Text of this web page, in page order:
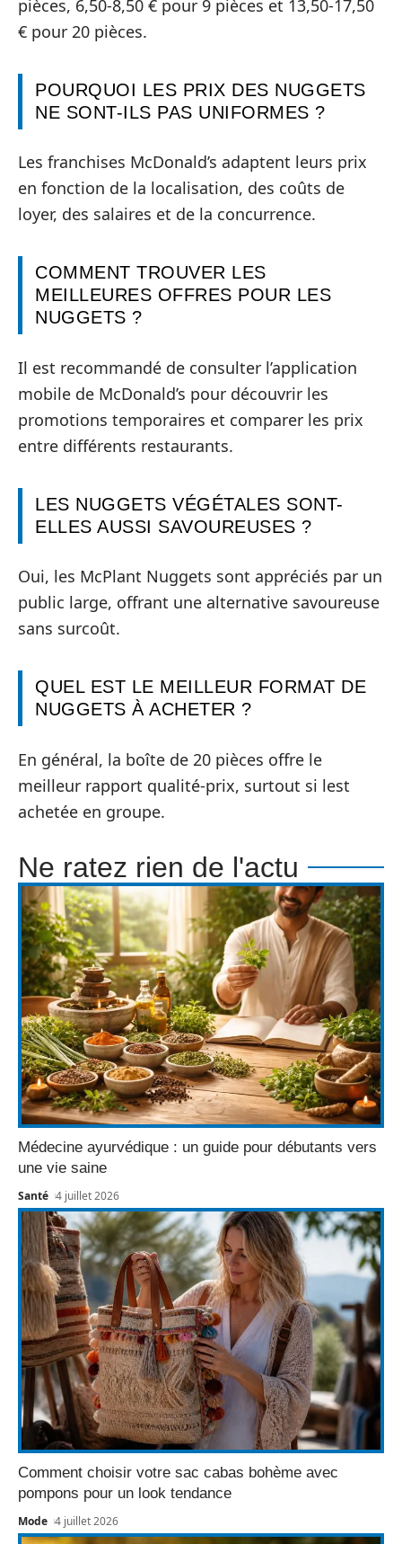
pièces, 6,50-8,50 € pour 9 pièces et 13,50-17,50
€ pour 20 pièces.
POURQUOI LES PRIX DES NUGGETS
NE SONT-ILS PAS UNIFORMES ?
Les franchises McDonald’s adaptent leurs prix
en fonction de la localisation, des coûts de
loyer, des salaires et de la concurrence.
COMMENT TROUVER LES
MEILLEURES OFFRES POUR LES
NUGGETS ?
Il est recommandé de consulter l’application
mobile de McDonald’s pour découvrir les
promotions temporaires et comparer les prix
entre différents restaurants.
LES NUGGETS VÉGÉTALES SONT-
ELLES AUSSI SAVOUREUSES ?
Oui, les McPlant Nuggets sont appréciés par un
public large, offrant une alternative savoureuse
sans surcoût.
QUEL EST LE MEILLEUR FORMAT DE
NUGGETS À ACHETER ?
En général, la boîte de 20 pièces offre le
meilleur rapport qualité-prix, surtout si lest
achetée en groupe.
Ne ratez rien de l'actu
Médecine ayurvédique : un guide pour débutants vers
une vie saine
Santé 4 juillet 2026
Comment choisir votre sac cabas bohème avec
pompons pour un look tendance
Mode 4 juillet 2026